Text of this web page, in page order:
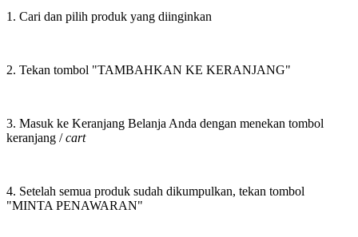
1. Cari dan pilih produk yang diinginkan
2. Tekan tombol "TAMBAHKAN KE KERANJANG"
3. Masuk ke Keranjang Belanja Anda dengan menekan tombol
keranjang /cart
4. Setelah semua produk sudah dikumpulkan, tekan tombol
"MINTA PENAWARAN"